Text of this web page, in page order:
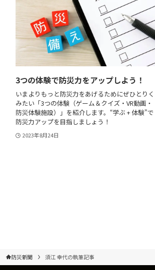
3つの体験で防災力をアップしよう！
いまよりもっと防災力をあげるためにぜひとりく
みたい「3つの体験（ゲーム＆クイズ・VR動画・
防災体験施設）」を紹介します。“学ぶ + 体験”で
防災力アップを目指しましょう！
2023年8月24日
防災新聞 須江 幸代の執筆記事